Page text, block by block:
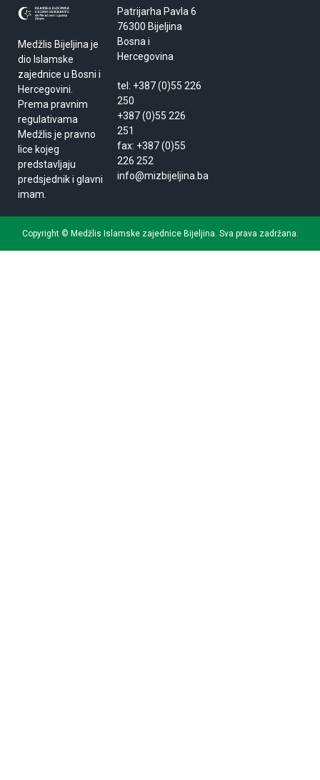
Medžlis Bijeljina je
dio Islamske
zajednice u Bosni i
Hercegovini.
Prema pravnim
regulativama
Medžlis je pravno
lice kojeg
predstavljaju
predsjednik i glavni
imam.
Patrijarha Pavla 6
76300 Bijeljina
Bosna i
Hercegovina
tel: +387 (0)55 226
250
+387 (0)55 226
251
fax: +387 (0)55
226 252
info@mizbijeljina.ba
Copyright © Medžlis Islamske zajednice Bijeljina. Sva prava zadržana.